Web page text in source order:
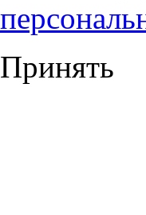
Принять